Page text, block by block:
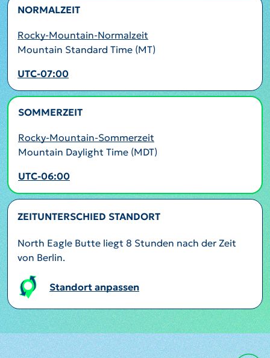
NORMALZEIT
Rocky-Mountain-Normalzeit
Mountain Standard Time (MT)
UTC-07:00
SOMMERZEIT
Rocky-Mountain-Sommerzeit
Mountain Daylight Time (MDT)
UTC-06:00
ZEITUNTERSCHIED STANDORT
North Eagle Butte liegt 8 Stunden nach der Zeit
von Berlin.
Standort anpassen